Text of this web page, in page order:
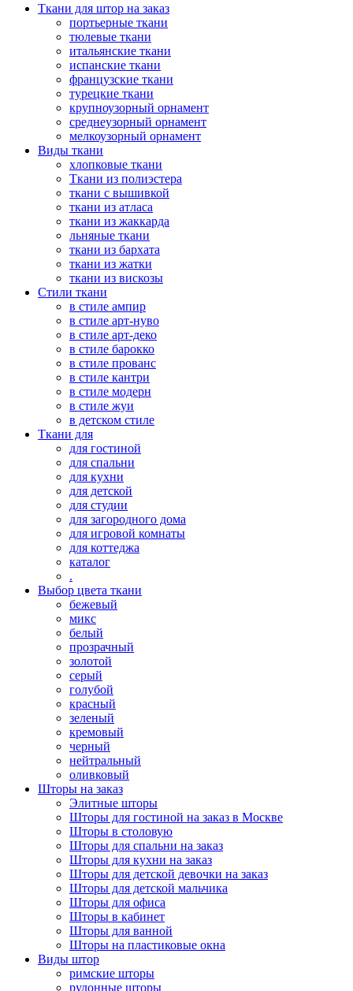
Ткани для штор на заказ
портьерные ткани
тюлевые ткани
итальянские ткани
испанские ткани
французские ткани
турецкие ткани
крупноузорный орнамент
среднеузорный орнамент
мелкоузорный орнамент
Виды ткани
хлопковые ткани
Ткани из полиэстера
ткани с вышивкой
ткани из атласа
ткани из жаккарда
льняные ткани
ткани из бархата
ткани из жатки
ткани из вискозы
Стили ткани
в стиле ампир
в стиле арт-нуво
в стиле арт-деко
в стиле барокко
в стиле прованс
в стиле кантри
в стиле модерн
в стиле жуи
в детском стиле
Ткани для
для гостиной
для спальни
для кухни
для детской
для студии
для загородного дома
для игровой комнаты
для коттеджа
каталог
.
Выбор цвета ткани
бежевый
микс
белый
прозрачный
золотой
серый
голубой
красный
зеленый
кремовый
черный
нейтральный
оливковый
Шторы на заказ
Элитные шторы
Шторы для гостиной на заказ в Москве
Шторы в столовую
Шторы для спальни на заказ
Шторы для кухни на заказ
Шторы для детской девочки на заказ
Шторы для детской мальчика
Шторы для офиса
Шторы в кабинет
Шторы для ванной
Шторы на пластиковые окна
Виды штор
римские шторы
рулонные шторы